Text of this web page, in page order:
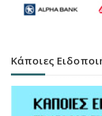
Κάποιες